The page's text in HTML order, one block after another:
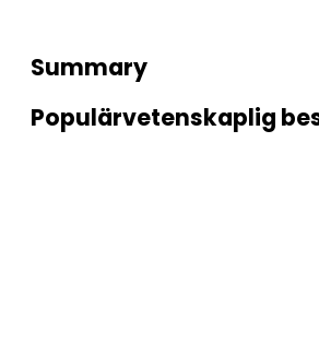
Summary
Populärvetenskaplig